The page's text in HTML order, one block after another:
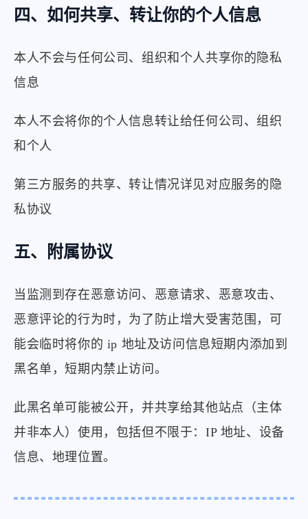
四、如何共享、转让你的个人信息
本人不会与任何公司、组织和个人共享你的隐私
信息
本人不会将你的个人信息转让给任何公司、组织
和个人
第三方服务的共享、转让情况详见对应服务的隐
私协议
五、附属协议
当监测到存在恶意访问、恶意请求、恶意攻击、
恶意评论的行为时，为了防止增大受害范围，可
能会临时将你的 ip 地址及访问信息短期内添加到
黑名单，短期内禁止访问。
此黑名单可能被公开，并共享给其他站点（主体
并非本人）使用，包括但不限于：IP 地址、设备
信息、地理位置。